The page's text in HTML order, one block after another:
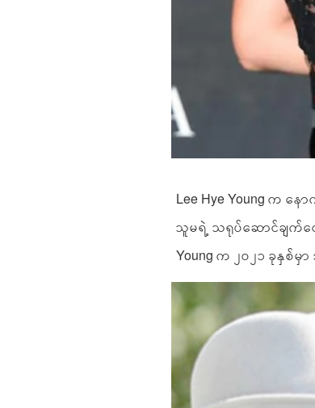
Lee Hye Young က န
သူမရဲ့ သရုပ်ဆောင်ချက်တွ
Young က ၂၀၂၁ ခုနှ